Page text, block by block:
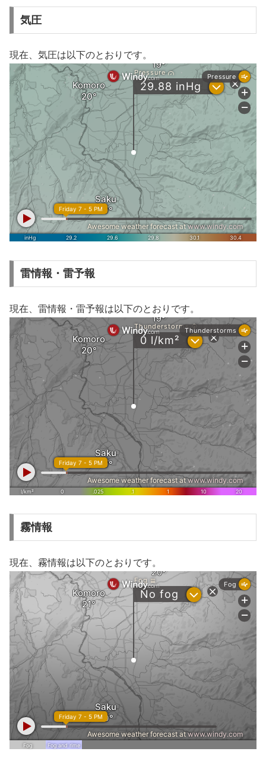
気圧
現在、気圧は以下のとおりです。
雷情報・雷予報
現在、雷情報・雷予報は以下のとおりです。
霧情報
現在、霧情報は以下のとおりです。